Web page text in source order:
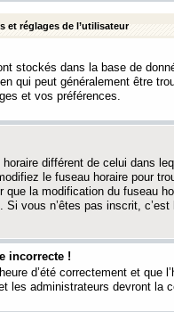
et réglages de l’utilisateur
stockés dans la base de
qui peut généralement être
et vos préférences.
différent de celui dans
le fuseau horaire pour
la modification du fuseau
vous n’êtes pas inscrit,
incorrecte !
d’été correctement et que
les administrateurs devront la